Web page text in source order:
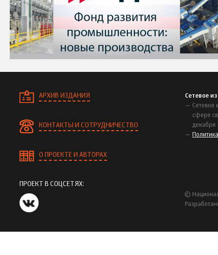
АРХИВ ИЗДАНИЯ
КОНТАКТЫ И СОТРУДНИЧЕСТВО
О ПРОЕКТЕ И АВТОРАХ
Сетевое
Сетевое
сфере
декабря
ПРОЕКТ В СОЦСЕТЯХ:
©